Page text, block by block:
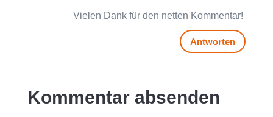
Vielen Dank für den netten Kommentar!
Antworten
Kommentar absenden